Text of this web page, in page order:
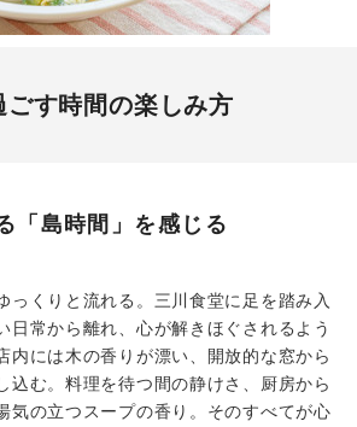
す時間の楽しみ方
「島時間」を感じる
っくりと流れる。三川食堂に足を踏み入
日常から離れ、心が解きほぐされるよう
内には木の香りが漂い、開放的な窓から
込む。料理を待つ間の静けさ、厨房から
気の立つスープの香り。そのすべてが心